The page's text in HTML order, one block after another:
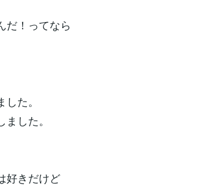
だ！ってなら
た。
した。
好きだけど